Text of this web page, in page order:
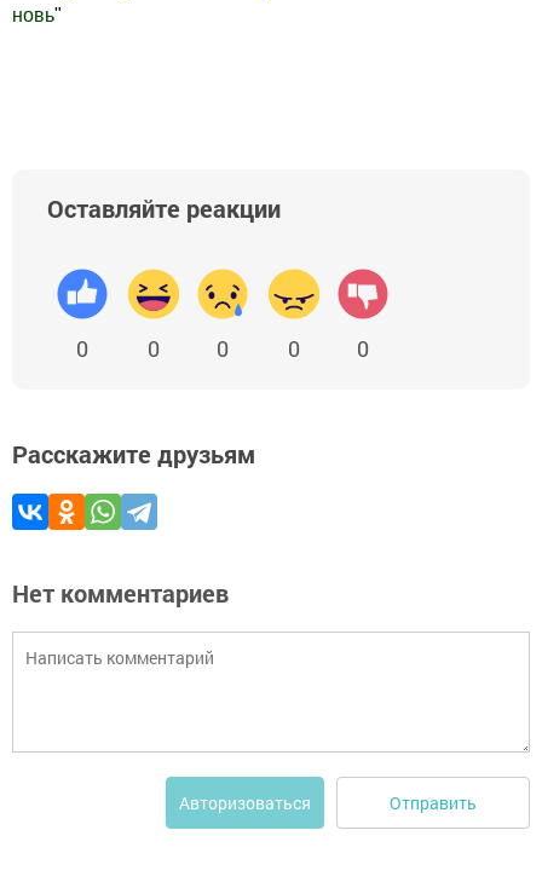
новь"
Оставляйте реакции
0 0 0 0 0
Расскажите друзьям
Нет комментариев
Авторизоваться Отправить